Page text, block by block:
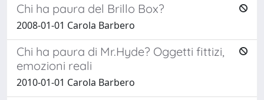
Chi ha paura del Brillo Box?
2008-01-01 Carola Barbero
Chi ha paura di Mr.Hyde? Oggetti fittizi,
emozioni reali
2010-01-01 Carola Barbero